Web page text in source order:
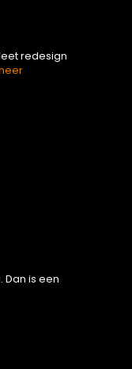
redesign
Dan is een